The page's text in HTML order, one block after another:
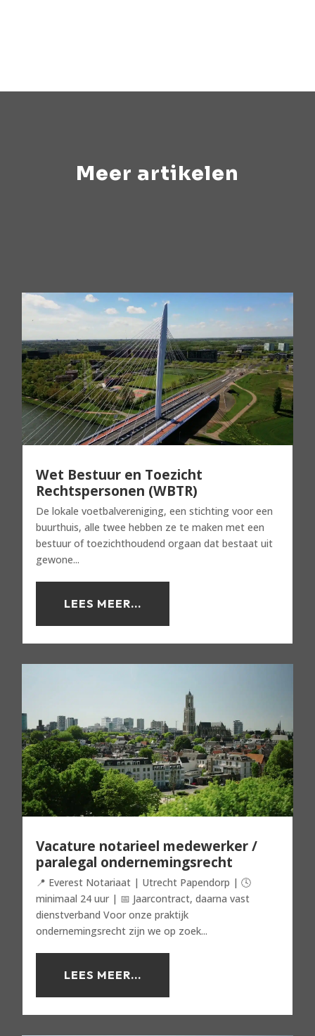
Meer artikelen
Wet Bestuur en Toezicht
Rechtspersonen (WBTR)
De lokale voetbalvereniging, een stichting voor een
buurthuis, alle twee hebben ze te maken met een
bestuur of toezichthoudend orgaan dat bestaat uit
gewone...
LEES MEER...
Vacature notarieel medewerker /
paralegal ondernemingsrecht
📍 Everest Notariaat | Utrecht Papendorp | 🕓
minimaal 24 uur | 📅 Jaarcontract, daarna vast
dienstverband Voor onze praktijk
ondernemingsrecht zijn we op zoek...
LEES MEER...